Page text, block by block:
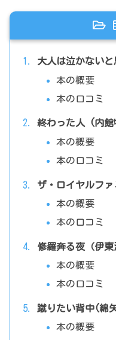
大人は泣かないと
本の概要
本の口コミ
終わった人 (内館
本の概要
本の口コミ
ザ・ロイヤルファ
本の概要
本の口コミ
修羅奔る夜（伊東
本の概要
本の口コミ
蹴りたい背中(綿
本の概要